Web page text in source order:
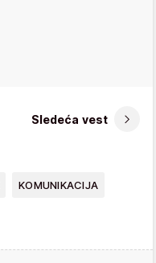
Sledeća vest
KOMUNIKACIJA